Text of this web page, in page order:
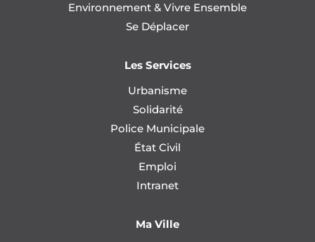
Environnement & Vivre Ensemble
Se Déplacer
Les Services
Urbanisme
Solidarité
Police Municipale
État Civil
Emploi
Intranet
Ma Ville